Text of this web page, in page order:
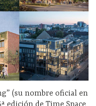
(su nombre oficial en